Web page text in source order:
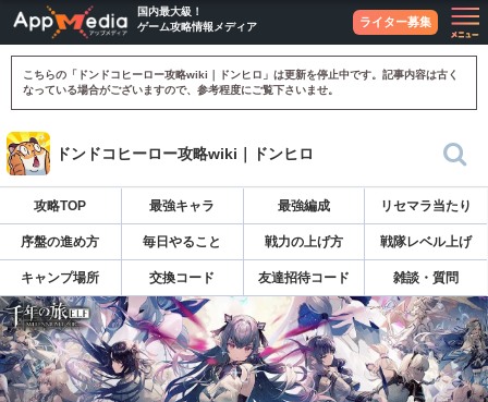
国内最大級！
ゲーム攻略情報メディア
ライター募集
こちらの「ドンドコヒーロー攻略wiki｜ドンヒロ」は更新を停止中です。記事内容は古く
なっている場合がございますので、参考程度にご覧下さいませ。
ドンドコヒーロー攻略wiki｜ドンヒロ
攻略TOP 最強キャラ 最強編成 リセマラ当たり
序盤の進め方 毎日やること 戦力の上げ方 戦隊レベル上げ
キャンプ場所 交換コード 友達招待コード 雑談・質問